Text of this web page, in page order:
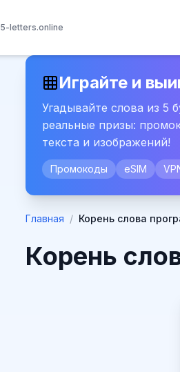
5-letters.online
Играйте и
Угадывайте слова из 5
реальные призы:
текста и изображений!
Промокоды eSIM
Главная / Корень слова
Корень